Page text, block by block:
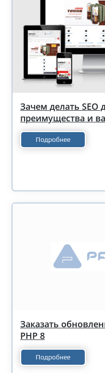
Зачем делать SEO
преимущества и
Подробнее
Заказать
PHP 8
Подробнее